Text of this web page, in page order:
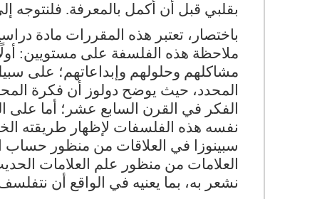
بقلبي قبل أن أكمل بالمعرفة. فلنتوجه
باختصار، تعتبر هذه المقررات مادة
ملاحظة هذه الفلسفة على مستويين:
مشاكلهم وحلولهم وإبداعاتهم؛ على سبيل
المحدد، حيث يوضح دولوز أن فكرة
الفكر في القرن السابع عشر؛ أما على
نفسه هذه الفلسفات لإظهار طريقته
سبينوزا في العلاقات من منظور حساب
العلامات من منظور علم العلامات
نشعر به، بما يعنيه في الواقع أن